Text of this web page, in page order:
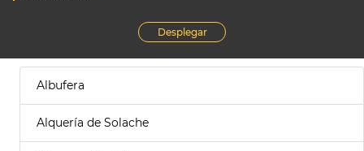
Desplegar
Albufera
Alquería de Solache